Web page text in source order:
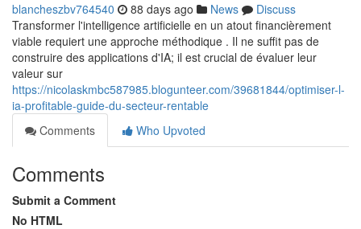
blancheszbv764540 88 days ago News
Discuss
Transformer l'intelligence artificielle en un atout financièrement
viable requiert une approche méthodique . Il ne suffit pas de
construire des applications d'IA; il est crucial de évaluer leur
valeur sur
https://nicolaskmbc587985.blogunteer.com/39681844/optimiser-l-
ia-profitable-guide-du-secteur-rentable
Comments
Who Upvoted
Comments
Submit a Comment
No HTML